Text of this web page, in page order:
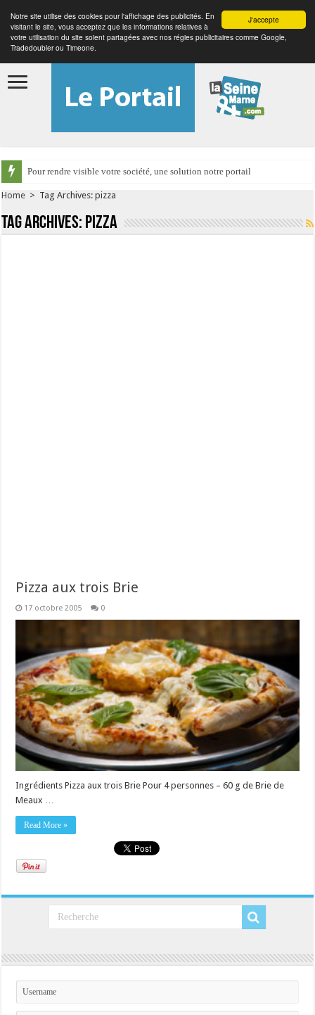
J'accepte
Notre site utilise des cookies pour l'affichage des publicités. En
visitant le site, vous acceptez que les informations relatives à
votre utilisation du site soient partagées avec nos régies publicitaires comme Google,
Tradedoubler ou Timeone.
Pour rendre visible votre société, une solution notre portail
Home > Tag Archives: pizza
Tag Archives: pizza
Pizza aux trois Brie
17 octobre 2005 0
Ingrédients Pizza aux trois Brie Pour 4 personnes – 60 g de Brie de
Meaux …
Read More »